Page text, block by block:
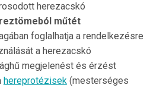
herezacskó
műtét
foglalhatja a rendelkezésre
a herezacskó
megjelenést és érzést
hereprotézisek(mesterséges